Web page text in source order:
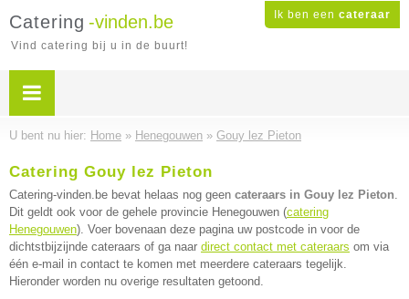
Ik ben een cateraar
Catering -vinden.be
Vind catering bij u in de buurt!
U bent nu hier: Home » Henegouwen » Gouy lez Pieton
Catering Gouy lez Pieton
Catering-vinden.be bevat helaas nog geen cateraars in Gouy lez Pieton.
Dit geldt ook voor de gehele provincie Henegouwen (catering
Henegouwen). Voer bovenaan deze pagina uw postcode in voor de
dichtstbijzijnde cateraars of ga naar direct contact met cateraars om via
één e-mail in contact te komen met meerdere cateraars tegelijk.
Hieronder worden nu overige resultaten getoond.